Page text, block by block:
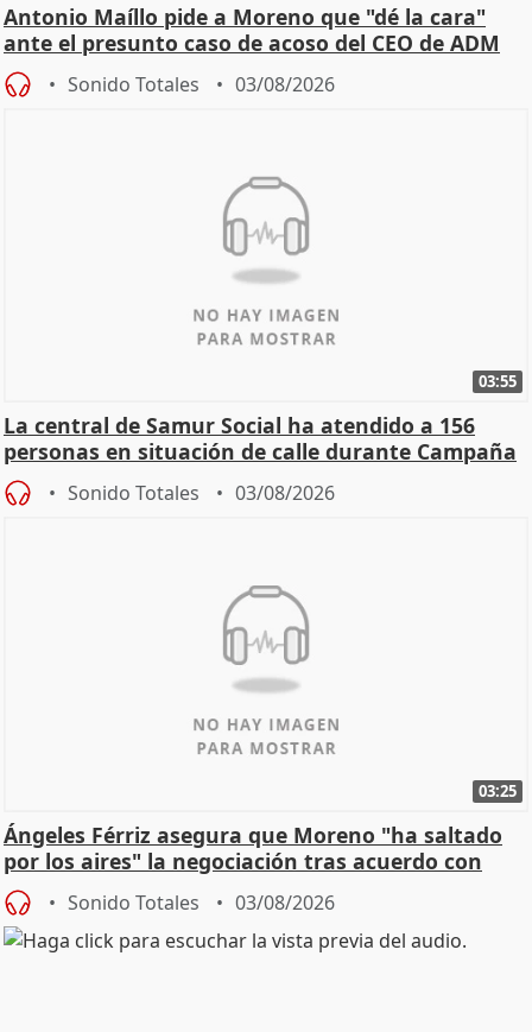
Antonio Maíllo pide a Moreno que "dé la cara"
ante el presunto caso de acoso del CEO de ADM
Sonido Totales 03/08/2026
03:55
La central de Samur Social ha atendido a 156
personas en situación de calle durante Campaña
de Calor
Sonido Totales 03/08/2026
03:25
Ángeles Férriz asegura que Moreno "ha saltado
por los aires" la negociación tras acuerdo con
SMA
Sonido Totales 03/08/2026